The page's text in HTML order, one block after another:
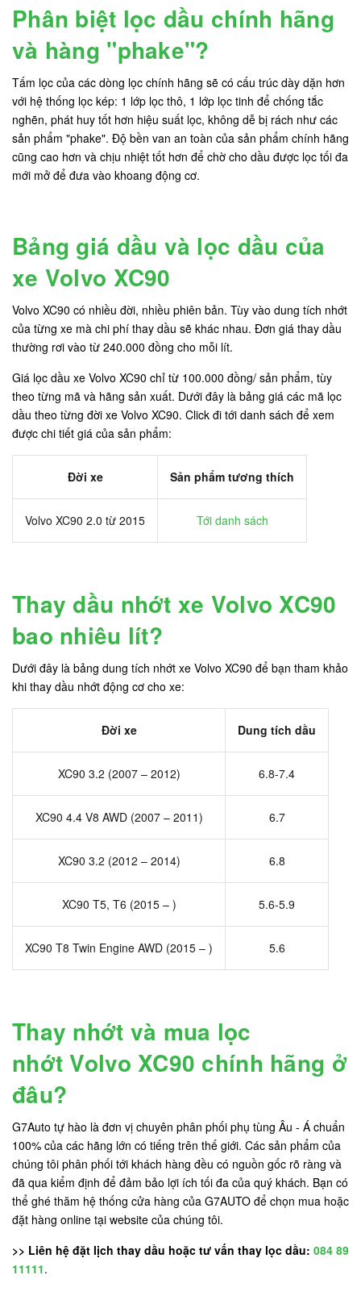
Phân biệt lọc dầu chính hãng
và hàng "phake"?
Tấm lọc của các dòng lọc chính hãng sẽ có cấu trúc dày dặn hơn
với hệ thống lọc kép: 1 lớp lọc thô, 1 lớp lọc tinh để chống tắc
nghẽn, phát huy tốt hơn hiệu suất lọc, không dễ bị rách như các
sản phẩm "phake". Độ bền van an toàn của sản phẩm chính hãng
cũng cao hơn và chịu nhiệt tốt hơn để chờ cho dầu được lọc tối đa
mới mở để đưa vào khoang động cơ.
Bảng giá dầu và lọc dầu của
xe Volvo XC90
Volvo XC90 có nhiều đời, nhiều phiên bản. Tùy vào dung tích nhớt
của từng xe mà chi phí thay dầu sẽ khác nhau. Đơn giá thay dầu
thường rơi vào từ 240.000 đồng cho mỗi lít.
Giá lọc dầu xe Volvo XC90 chỉ từ 100.000 đồng/ sản phẩm, tùy
theo từng mã và hãng sản xuất. Dưới đây là bảng giá các mã lọc
dầu theo từng đời xe Volvo XC90. Click đi tới danh sách để xem
được chi tiết giá của sản phẩm:
Đời xe Sản phẩm tương thích
Volvo XC90 2.0 từ 2015 Tới danh sách
Thay dầu nhớt xe Volvo XC90
bao nhiêu lít?
Dưới đây là bảng dung tích nhớt xe Volvo XC90 để bạn tham khảo
khi thay dầu nhớt động cơ cho xe:
Đời xe Dung tích dầu
XC90 3.2 (2007 – 2012) 6.8-7.4
XC90 4.4 V8 AWD (2007 – 2011) 6.7
XC90 3.2 (2012 – 2014) 6.8
XC90 T5, T6 (2015 – ) 5.6-5.9
XC90 T8 Twin Engine AWD (2015 – ) 5.6
Thay nhớt và mua lọc
nhớt Volvo XC90 chính hãng ở
đâu?
G7Auto tự hào là đơn vị chuyên phân phối phụ tùng Âu - Á chuẩn
100% của các hãng lớn có tiếng trên thế giới. Các sản phẩm của
chúng tôi phân phối tới khách hàng đều có nguồn gốc rõ ràng và
đã qua kiểm định để đảm bảo lợi ích tối đa của quý khách. Bạn có
thể ghé thăm hệ thống cửa hàng của G7AUTO để chọn mua hoặc
đặt hàng online tại website của chúng tôi.
>> Liên hệ đặt lịch thay dầu hoặc tư vấn thay lọc dầu: 084 89
11111.